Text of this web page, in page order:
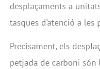
desplaçaments a
tasques d’atenció a les
Precisament, els
petjada de carboni són